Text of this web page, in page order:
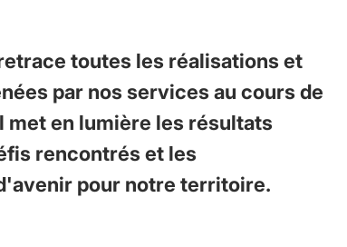
toutes les réalisations et
par nos services au cours de
met en lumière les résultats
rencontrés et les
pour notre territoire.